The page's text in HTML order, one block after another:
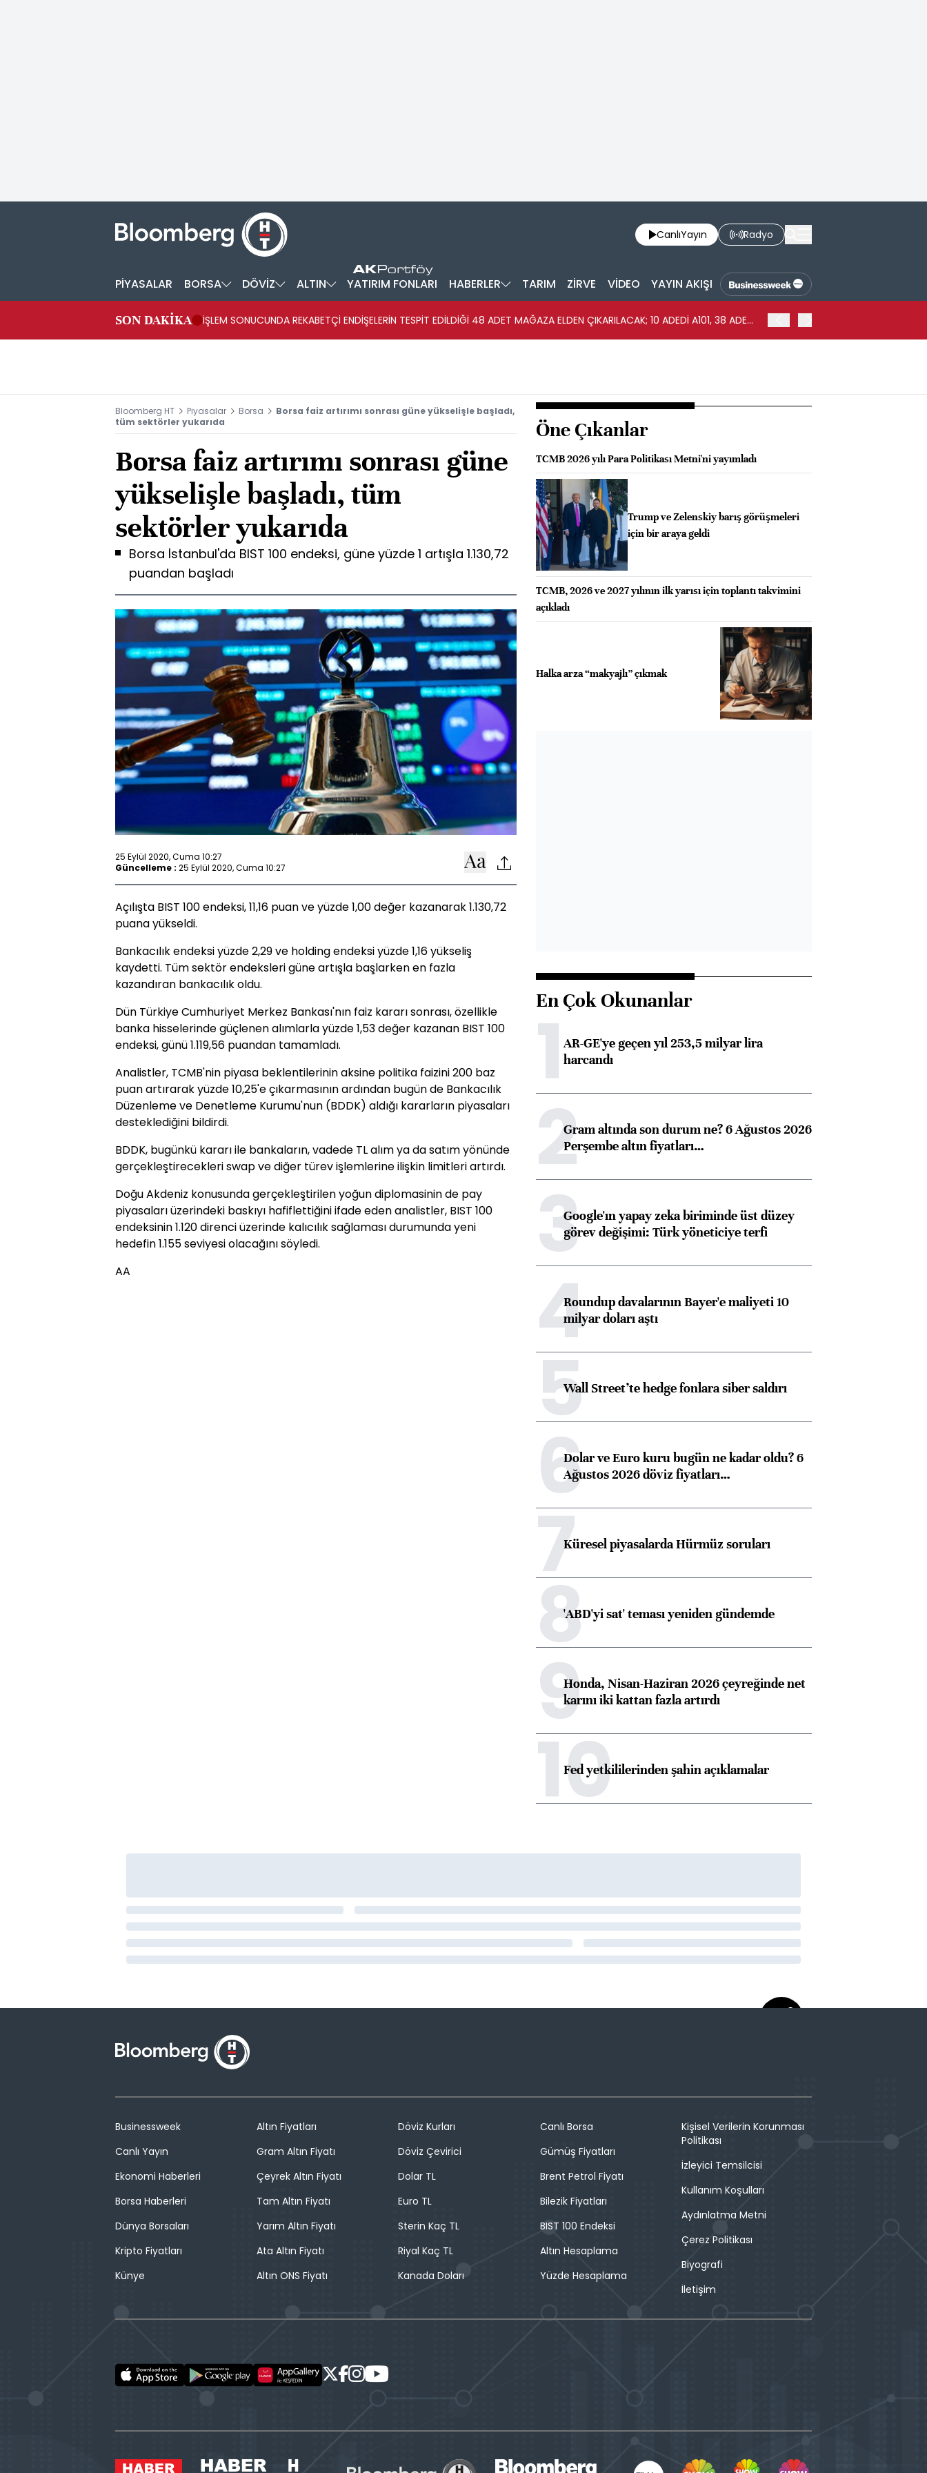
CanlıYayın Radyo
PİYASALAR BORSA DÖVİZ ALTIN YATIRIM FONLARI HABERLER TARIM ZİRVE VİDEO YAYIN AKIŞI
SON DAKİKA
İŞLEM SONUCUNDA REKABETÇİ ENDİŞELERİN TESPİT EDİLDİĞİ 48 ADET MAĞAZA ELDEN ÇIKARILACAK; 10 ADEDİ A101, 38 ADEDİ
Bloomberg HT Piyasalar Borsa
Borsa faiz artırımı sonrası güne yükselişle başladı,
tüm sektörler yukarıda
Borsa faiz artırımı sonrası güne
yükselişle başladı, tüm
sektörler yukarıda
Borsa İstanbul'da BIST 100 endeksi, güne yüzde 1 artışla 1.130,72
puandan başladı
25 Eylül 2020, Cuma 10:27
Güncelleme : 25 Eylül 2020, Cuma 10:27
Açılışta BIST 100 endeksi, 11,16 puan ve yüzde 1,00 değer kazanarak 1.130,72
puana yükseldi.
Bankacılık endeksi yüzde 2,29 ve holding endeksi yüzde 1,16 yükseliş
kaydetti. Tüm sektör endeksleri güne artışla başlarken en fazla
kazandıran bankacılık oldu.
Dün Türkiye Cumhuriyet Merkez Bankası'nın faiz kararı sonrası, özellikle
banka hisselerinde güçlenen alımlarla yüzde 1,53 değer kazanan BIST 100
endeksi, günü 1.119,56 puandan tamamladı.
Analistler, TCMB'nin piyasa beklentilerinin aksine politika faizini 200 baz
puan artırarak yüzde 10,25'e çıkarmasının ardından bugün de Bankacılık
Düzenleme ve Denetleme Kurumu'nun (BDDK) aldığı kararların piyasaları
desteklediğini bildirdi.
BDDK, bugünkü kararı ile bankaların, vadede TL alım ya da satım yönünde
gerçekleştirecekleri swap ve diğer türev işlemlerine ilişkin limitleri artırdı.
Doğu Akdeniz konusunda gerçekleştirilen yoğun diplomasinin de pay
piyasaları üzerindeki baskıyı hafiflettiğini ifade eden analistler, BIST 100
endeksinin 1.120 direnci üzerinde kalıcılık sağlaması durumunda yeni
hedefin 1.155 seviyesi olacağını söyledi.
AA
Öne Çıkanlar
TCMB 2026 yılı Para Politikası Metni'ni yayımladı
Trump ve Zelenskiy barış görüşmeleri
için bir araya geldi
TCMB, 2026 ve 2027 yılının ilk yarısı için toplantı takvimini
açıkladı
Halka arza “makyajlı” çıkmak
En Çok Okunanlar
1AR-GE'ye geçen yıl 253,5 milyar lira
harcandı
2Gram altında son durum ne? 6 Ağustos 2026
Perşembe altın fiyatları…
3Google'ın yapay zeka biriminde üst düzey
görev değişimi: Türk yöneticiye terfi
4Roundup davalarının Bayer'e maliyeti 10
milyar doları aştı
5Wall Street’te hedge fonlara siber saldırı
6Dolar ve Euro kuru bugün ne kadar oldu? 6
Ağustos 2026 döviz fiyatları…
7Küresel piyasalarda Hürmüz soruları
8'ABD'yi sat' teması yeniden gündemde
9Honda, Nisan-Haziran 2026 çeyreğinde net
karını iki kattan fazla artırdı
10
Fed yetkililerinden şahin açıklamalar
Businessweek
Canlı Yayın
Ekonomi Haberleri
Borsa Haberleri
Dünya Borsaları
Kripto Fiyatları
Künye
Altın Fiyatları
Gram Altın Fiyatı
Çeyrek Altın Fiyatı
Tam Altın Fiyatı
Yarım Altın Fiyatı
Ata Altın Fiyatı
Altın ONS Fiyatı
Döviz Kurları
Döviz Çevirici
Dolar TL
Euro TL
Sterin Kaç TL
Riyal Kaç TL
Kanada Doları
Canlı Borsa
Gümüş Fiyatları
Brent Petrol Fiyatı
Bilezik Fiyatları
BIST 100 Endeksi
Altın Hesaplama
Yüzde Hesaplama
Kişisel Verilerin Korunması
Politikası
İzleyici Temsilcisi
Kullanım Koşulları
Aydınlatma Metni
Çerez Politikası
Biyografi
İletişim